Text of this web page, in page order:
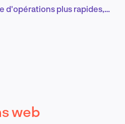
FR
d'opérations plus rapides,
l'évolution numérique,
distancée.
web